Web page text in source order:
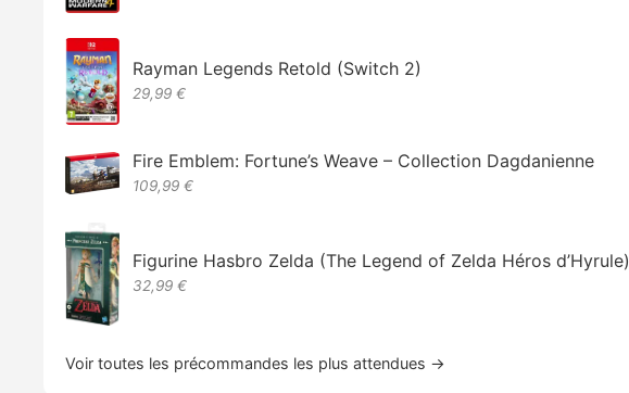
Rayman Legends Retold (Switch 2)
29,99 €
Fire Emblem: Fortune’s Weave – Collection Dagdanienne
109,99 €
Figurine Hasbro Zelda (The Legend of Zelda Héros d’Hyrule)
32,99 €
Voir toutes les précommandes les plus attendues →